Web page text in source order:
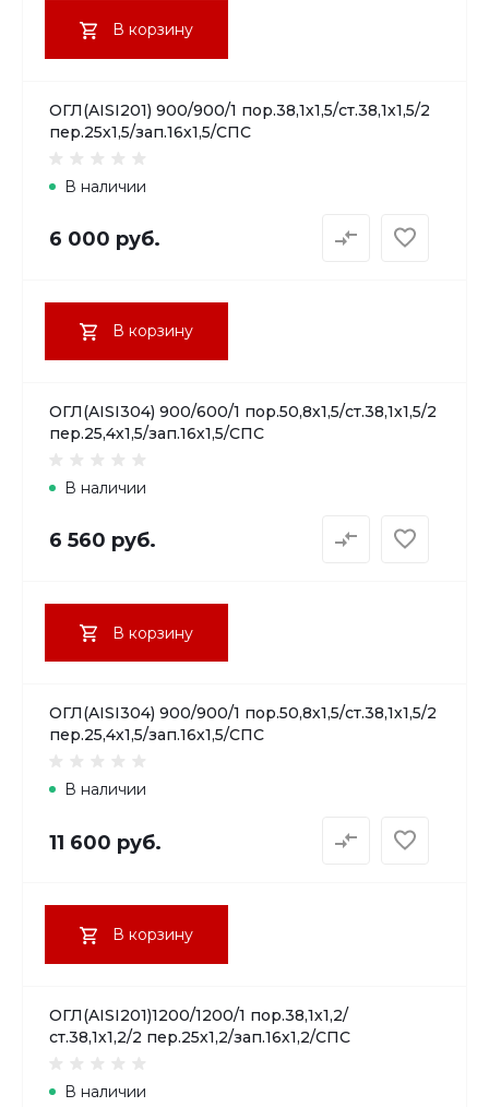
В корзину
ОГЛ(AISI201) 900/900/1 пор.38,1х1,5/ст.38,1х1,5/2
пер.25х1,5/зап.16х1,5/СПС
В наличии
6 000 руб.
В корзину
ОГЛ(AISI304) 900/600/1 пор.50,8х1,5/ст.38,1х1,5/2
пер.25,4х1,5/зап.16х1,5/СПС
В наличии
6 560 руб.
В корзину
ОГЛ(AISI304) 900/900/1 пор.50,8х1,5/ст.38,1х1,5/2
пер.25,4х1,5/зап.16х1,5/СПС
В наличии
11 600 руб.
В корзину
ОГЛ(AISI201)1200/1200/1 пор.38,1х1,2/
ст.38,1х1,2/2 пер.25х1,2/зап.16х1,2/СПС
В наличии